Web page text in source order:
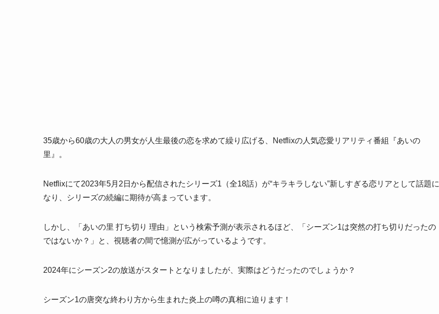
35歳から60歳の大人の男女が人生最後の恋を求めて繰り広げる、Netflixの人気恋愛リアリティ番組『あいの
里』。
Netflixにて2023年5月2日から配信されたシリーズ1（全18話）が“キラキラしない”新しすぎる恋リアとして話題に
なり、シリーズの続編に期待が高まっています。
しかし、「あいの里 打ち切り 理由」という検索予測が表示されるほど、「シーズン1は突然の打ち切りだったの
ではないか？」と、視聴者の間で憶測が広がっているようです。
2024年にシーズン2の放送がスタートとなりましたが、実際はどうだったのでしょうか？
シーズン1の唐突な終わり方から生まれた炎上の噂の真相に迫ります！